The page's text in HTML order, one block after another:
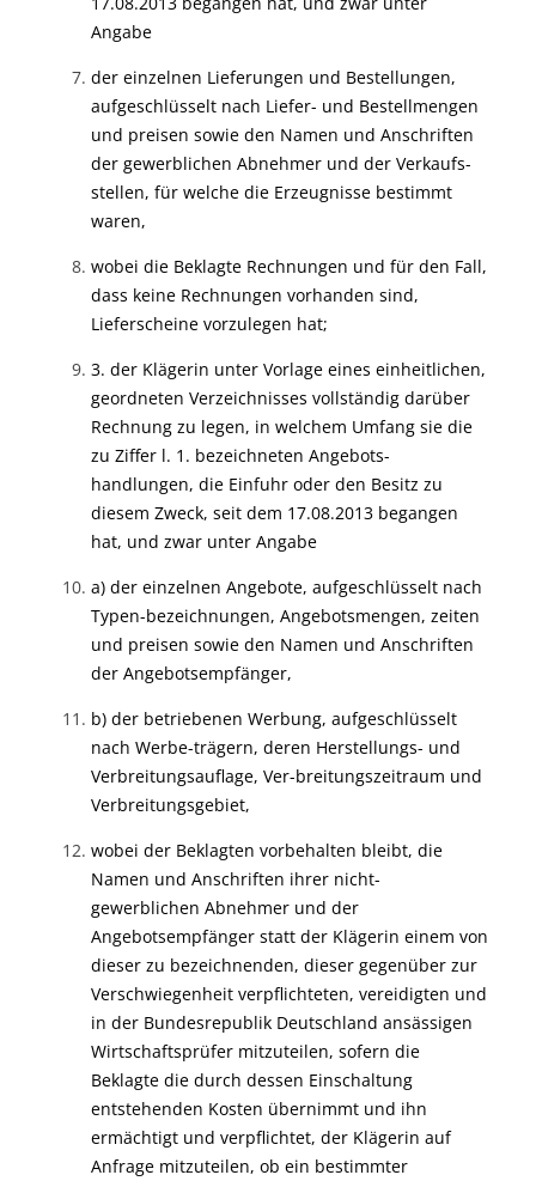
Angabe
der einzelnen Lieferungen und Bestellungen,
aufgeschlüsselt nach Liefer- und Bestellmengen
und preisen sowie den Namen und Anschriften
der gewerblichen Abnehmer und der Verkaufs-
stellen, für welche die Erzeugnisse bestimmt
waren,
wobei die Beklagte Rechnungen und für den Fall,
dass keine Rechnungen vorhanden sind,
Lieferscheine vorzulegen hat;
3. der Klägerin unter Vorlage eines einheitlichen,
geordneten Verzeichnisses vollständig darüber
Rechnung zu legen, in welchem Umfang sie die
zu Ziffer l. 1. bezeichneten Angebots-
handlungen, die Einfuhr oder den Besitz zu
diesem Zweck, seit dem 17.08.2013 begangen
hat, und zwar unter Angabe
a) der einzelnen Angebote, aufgeschlüsselt nach
Typen-bezeichnungen, Angebotsmengen, zeiten
und preisen sowie den Namen und Anschriften
der Angebotsempfänger,
b) der betriebenen Werbung, aufgeschlüsselt
nach Werbe-trägern, deren Herstellungs- und
Verbreitungsauflage, Ver-breitungszeitraum und
Verbreitungsgebiet,
wobei der Beklagten vorbehalten bleibt, die
Namen und Anschriften ihrer nicht-
gewerblichen Abnehmer und der
Angebotsempfänger statt der Klägerin einem von
dieser zu bezeichnenden, dieser gegenüber zur
Verschwiegenheit verpflichteten, vereidigten und
in der Bundesrepublik Deutschland ansässigen
Wirtschaftsprüfer mitzuteilen, sofern die
Beklagte die durch dessen Einschaltung
entstehenden Kosten übernimmt und ihn
ermächtigt und verpflichtet, der Klägerin auf
Anfrage mitzuteilen, ob ein bestimmter